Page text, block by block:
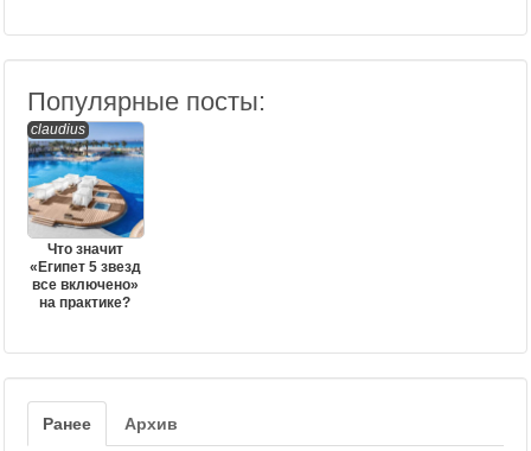
Популярные посты:
claudius
Что значит
«Египет 5 звезд
все включено»
на практике?
Ранее Архив